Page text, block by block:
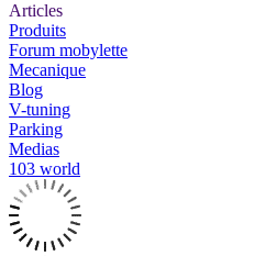
Articles
Produits
Forum mobylette
Mecanique
Blog
V-tuning
Parking
Medias
103 world